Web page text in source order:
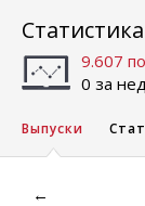
Статистика
9.607
0 за
Выпуски
←